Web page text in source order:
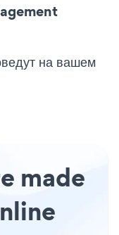
на вашем
made